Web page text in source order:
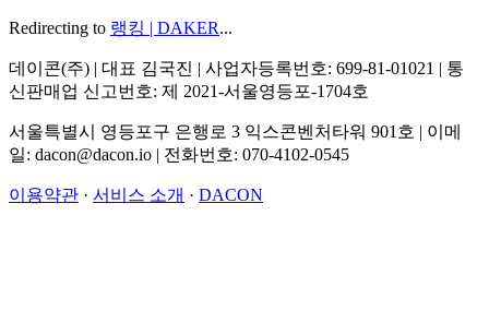
Redirecting to 랭킹 | DAKER...
데이콘(주) | 대표 김국진 | 사업자등록번호: 699-81-01021 | 통
신판매업 신고번호: 제 2021-서울영등포-1704호
서울특별시 영등포구 은행로 3 익스콘벤처타워 901호 | 이메
일: dacon@dacon.io | 전화번호: 070-4102-0545
이용약관 · 서비스 소개 · DACON